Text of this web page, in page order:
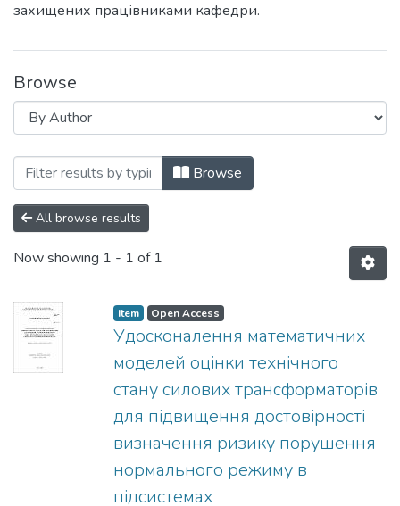
захищених працівниками кафедри.
Browse
Browsing Автореферати (ВДЕ) by
Browse
All browse results
Now showing 1 - 1 of 1
Item Open Access
Удосконалення математичних
моделей оцінки технічного
стану силових трансформаторів
для підвищення достовірності
визначення ризику порушення
нормального режиму в
підсистемах